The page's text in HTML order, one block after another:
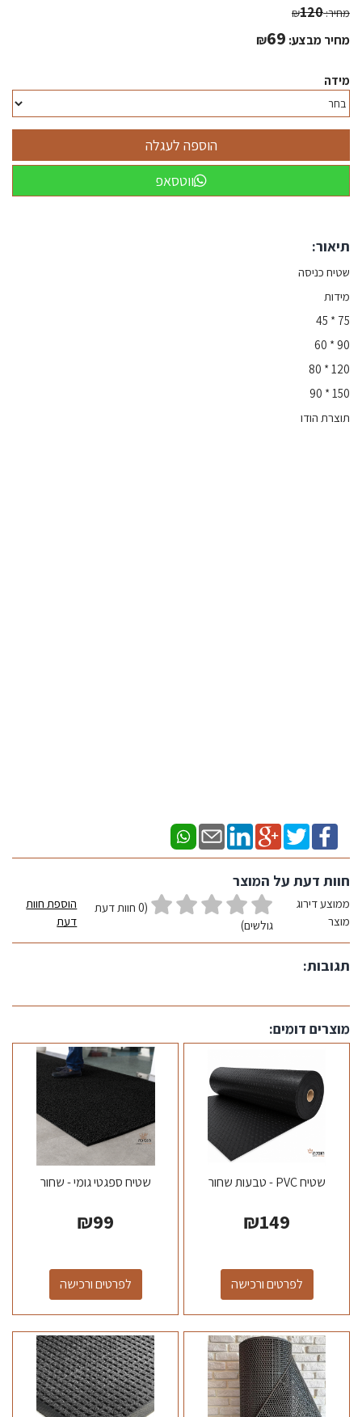
מחיר: ₪120
מחיר מבצע: ₪69
מידה
ווטסאפ
תיאור:
שטיח כניסה
מידות
75 * 45
90 * 60
120 * 80
150 * 90
תוצרת הודו
חוות דעת על המוצר
ממוצע דירוג
מוצר
(0 חוות דעת
גולשים)
הוספת חוות
דעת
תגובות:
מוצרים דומים:
שטיח PVC - טבעות שחור
₪149
לפרטים ורכישה
שטיח ספגטי גומי - שחור
₪99
לפרטים ורכישה